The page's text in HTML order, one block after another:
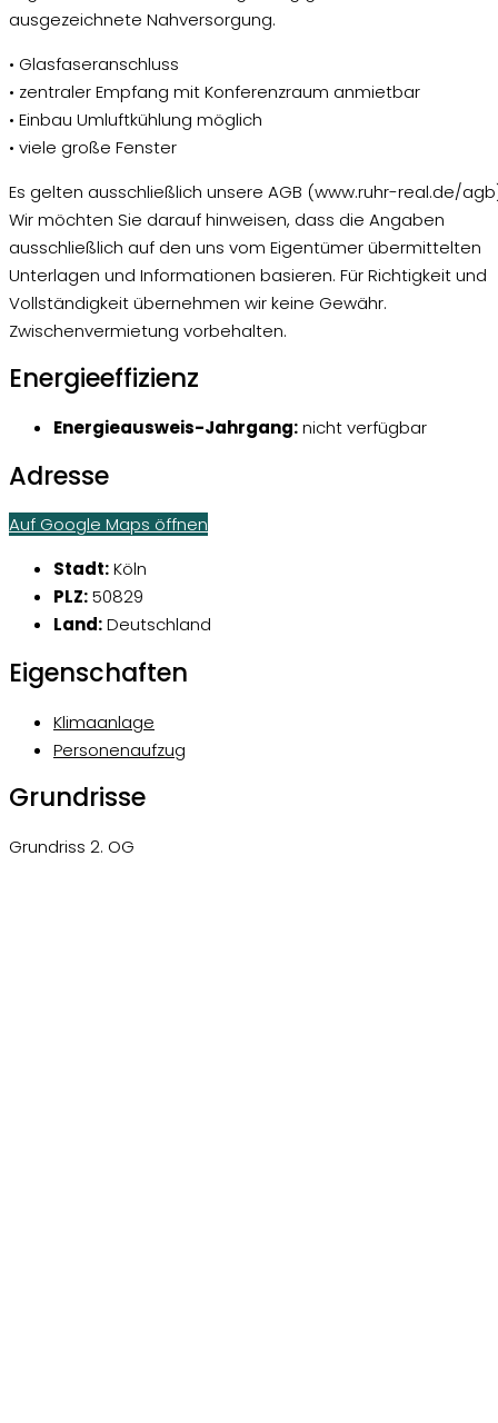
ausgezeichnete Nahversorgung.
• Glasfaseranschluss
• zentraler Empfang mit Konferenzraum anmietbar
• Einbau Umluftkühlung möglich
• viele große Fenster
Es gelten ausschließlich unsere AGB (www.ruhr-real.de/
Wir möchten Sie darauf hinweisen, dass die Angaben
ausschließlich auf den uns vom Eigentümer übermittelten
Unterlagen und Informationen basieren. Für Richtigkeit und
Vollständigkeit übernehmen wir keine Gewähr.
Zwischenvermietung vorbehalten.
Energieeffizienz
Energieausweis-Jahrgang:nicht verfügbar
Adresse
Auf Google Maps öffnen
Stadt:Köln
PLZ:50829
Land:Deutschland
Eigenschaften
Klimaanlage
Personenaufzug
Grundrisse
Grundriss 2. OG